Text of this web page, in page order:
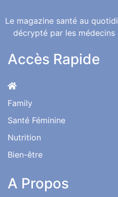
Le magazine santé au
décrypté par les
Accès Rapide
Family
Santé Féminine
Nutrition
Bien-être
A Propos